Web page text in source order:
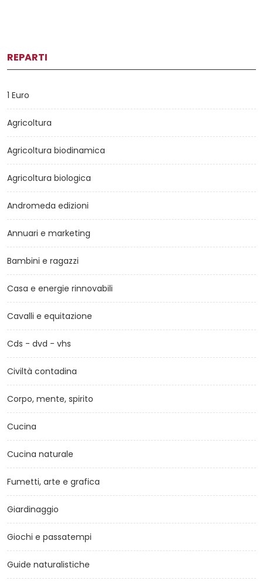
REPARTI
1 Euro
Agricoltura
Agricoltura biodinamica
Agricoltura biologica
Andromeda edizioni
Annuari e marketing
Bambini e ragazzi
Casa e energie rinnovabili
Cavalli e equitazione
Cds - dvd - vhs
Civiltà contadina
Corpo, mente, spirito
Cucina
Cucina naturale
Fumetti, arte e grafica
Giardinaggio
Giochi e passatempi
Guide naturalistiche